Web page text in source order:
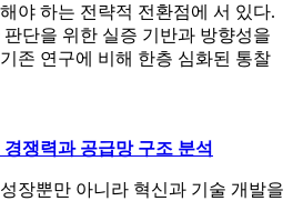
야 하는 전략적 전환점에 서 있다.
단을 위한 실증 기반과 방향성을
존 연구에 비해 한층 심화된 통찰
쟁력과 공급망 구조 분석
장뿐만 아니라 혁신과 기술 개발을